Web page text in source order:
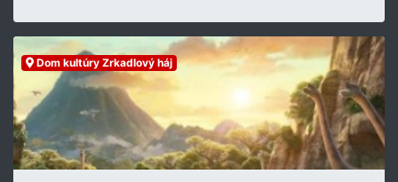
Dom kultúry Zrkadlový háj